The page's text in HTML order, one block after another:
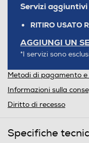
Servizi
RITIRO USATO
AGGIUNGI UN
*I servizi sono
Metodi di pagamento
Informazioni sulla
Diritto di recesso
Specifiche